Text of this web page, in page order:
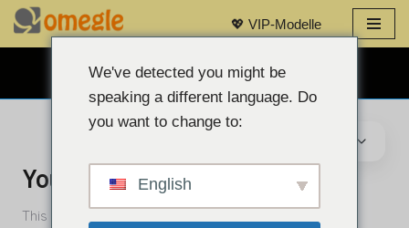
Zum
💖 VIP-Modelle
KOSTENLOSER WEBCAM-CHAT 👉
We've detected you might be
speaking a different language. Do
you want to change to:
English